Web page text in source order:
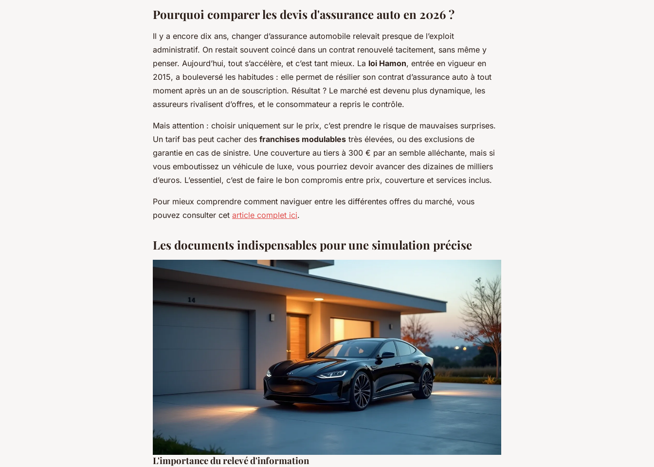
Pourquoi comparer les devis d'assurance auto en 2026 ?
Il y a encore dix ans, changer d’assurance automobile relevait presque de l’exploit
administratif. On restait souvent coincé dans un contrat renouvelé tacitement, sans même y
penser. Aujourd’hui, tout s’accélère, et c’est tant mieux. La loi Hamon, entrée en vigueur en
2015, a bouleversé les habitudes : elle permet de résilier son contrat d’assurance auto à tout
moment après un an de souscription. Résultat ? Le marché est devenu plus dynamique, les
assureurs rivalisent d’offres, et le consommateur a repris le contrôle.
Mais attention : choisir uniquement sur le prix, c’est prendre le risque de mauvaises surprises.
Un tarif bas peut cacher des franchises modulables très élevées, ou des exclusions de
garantie en cas de sinistre. Une couverture au tiers à 300 € par an semble alléchante, mais si
vous emboutissez un véhicule de luxe, vous pourriez devoir avancer des dizaines de milliers
d’euros. L’essentiel, c’est de faire le bon compromis entre prix, couverture et services inclus.
Pour mieux comprendre comment naviguer entre les différentes offres du marché, vous
pouvez consulter cet article complet ici.
Les documents indispensables pour une simulation précise
L'importance du relevé d'information